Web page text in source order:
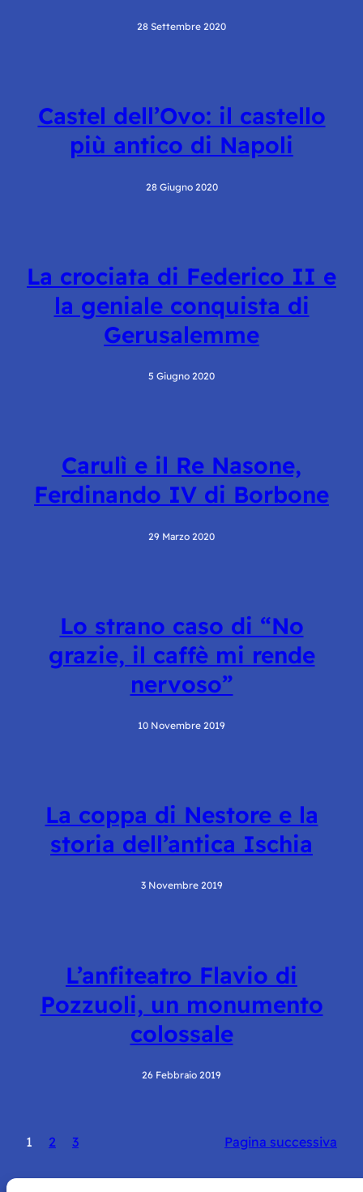
28 Settembre 2020
Castel dell’Ovo: il castello
più antico di Napoli
28 Giugno 2020
La crociata di Federico II e
la geniale conquista di
Gerusalemme
5 Giugno 2020
Carulì e il Re Nasone,
Ferdinando IV di Borbone
29 Marzo 2020
Lo strano caso di “No
grazie, il caffè mi rende
nervoso”
10 Novembre 2019
La coppa di Nestore e la
storia dell’antica Ischia
3 Novembre 2019
L’anfiteatro Flavio di
Pozzuoli, un monumento
colossale
26 Febbraio 2019
1 2 3 Pagina successiva